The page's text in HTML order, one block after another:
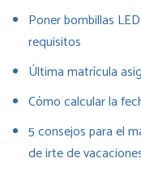
Poner bombillas
requisitos
Última matrícula
Cómo calcular la
5 consejos para el
de irte de